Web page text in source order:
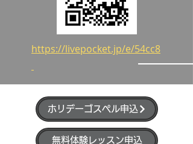
https://livepocket.jp/e/54cc8
ホリデーゴスペル申込
無料体験レッスン申込